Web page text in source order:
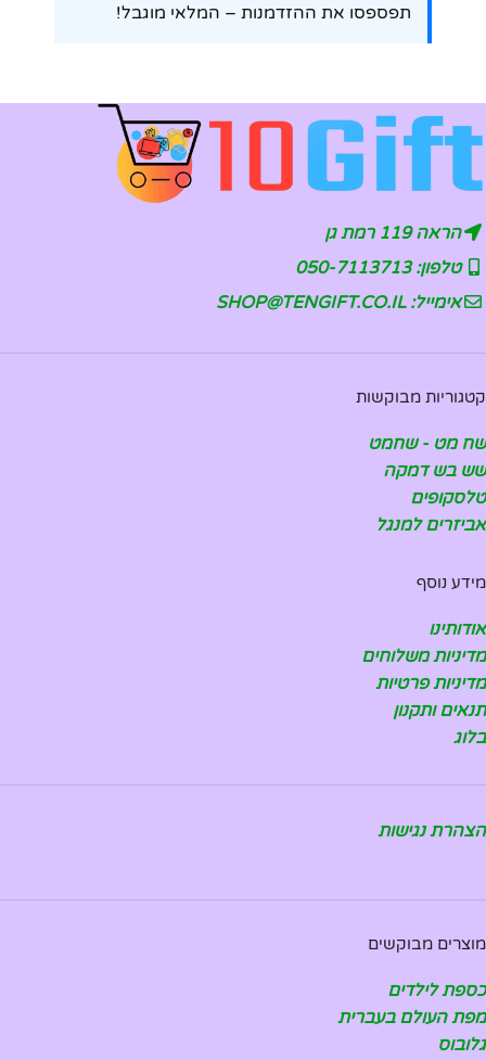
תפספסו את ההזדמנות – המלאי מוגבל!
הראה 119 רמת גן
טלפון: 050-7113713
אימייל: SHOP@TENGIFT.CO.IL
קטגוריות מבוקשות
שח מט - שחמט
שש בש דמקה
טלסקופים
אביזרים למנגל
מידע נוסף
אודותינו
מדיניות משלוחים
מדיניות פרטיות
תנאים ותקנון
בלוג
הצהרת נגישות
מוצרים מבוקשים
כספת לילדים
מפת העולם בעברית
גלובוס